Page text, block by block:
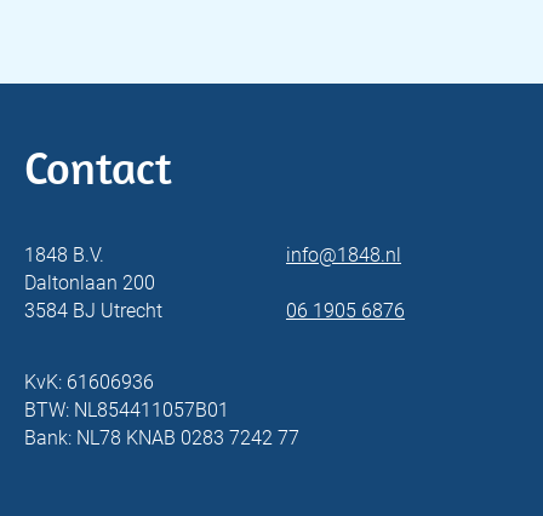
Contact
1848 B.V.
Daltonlaan 200
3584 BJ Utrecht
info@1848.nl
06 1905 6876
KvK: 61606936
BTW: NL854411057B01
Bank: NL78 KNAB 0283 7242 77